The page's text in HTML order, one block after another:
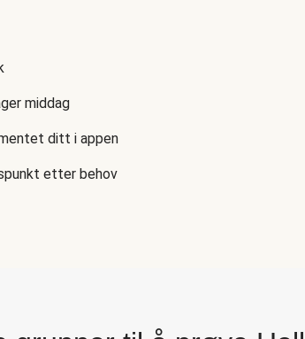
middag
ditt i appen
etter behov